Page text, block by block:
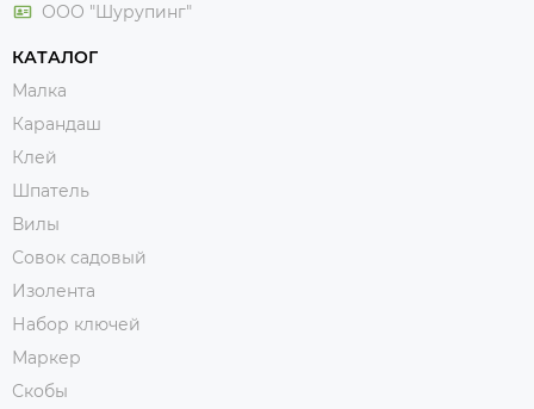
ООО "Шурупинг"
КАТАЛОГ
Малка
Карандаш
Клей
Шпатель
Вилы
Совок садовый
Изолента
Набор ключей
Маркер
Скобы